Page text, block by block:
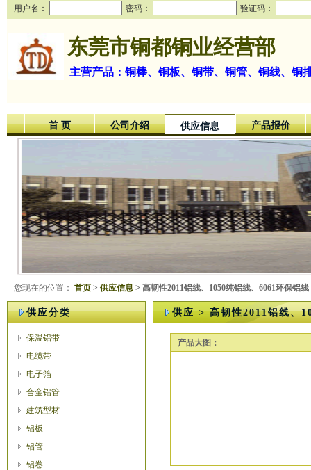
用户名： 密码： 验证码：
东莞市铜都铜业经营部
主营产品：铜棒、铜板、铜带、铜管、铜线、铜
首 页 公司介绍 供应信息 产品报价
您现在的位置： 首页 > 供应信息 > 高韧性2011铝线、1050纯铝线、6061环保铝线
供应分类
保温铝带
电缆带
电子箔
合金铝管
建筑型材
铝板
铝管
铝卷
供应 > 高韧性2011铝线、
产品大图：